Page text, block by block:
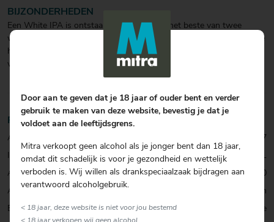
BIJZONDERHEDEN
Een White IPA is ontstaan toen brouwers het beste van twee
werelden combineerden: de frisse, kruidige basis van witbier met de
hoppige aroma’s van een IPA. Het resultaat? Extra verfrissend én
verrassend doordrinkbaar.
Productinformatie
Artikelcode:
0001070437
Inhoud:
33 CL
Alcohol percentage:
6,0
Allergenen:
Gluten
Biersoort:
India Pale Ale
Door aan te geven dat je 18 jaar of ouder bent en verder
gebruik te maken van deze website, bevestig je dat je
voldoet aan de leeftijdsgrens.
Mitra verkoopt geen alcohol als je jonger bent dan 18 jaar,
omdat dit schadelijk is voor je gezondheid en wettelijk
verboden is. Wij willen als drankspeciaalzaak bijdragen aan
verantwoord alcoholgebruik.
< 18 jaar, deze website is niet voor jou bestemd